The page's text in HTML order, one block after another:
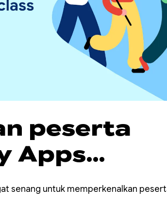
peserta
Apps
tahun
senang untuk memperkenalkan